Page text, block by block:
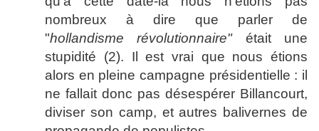
nombreux à dire que parler de
"hollandisme révolutionnaire"était une
stupidité (2). Il est vrai que nous étions
alors en pleine campagne présidentielle : il
ne fallait donc pas désespérer Billancourt,
diviser son camp, et autres balivernes de